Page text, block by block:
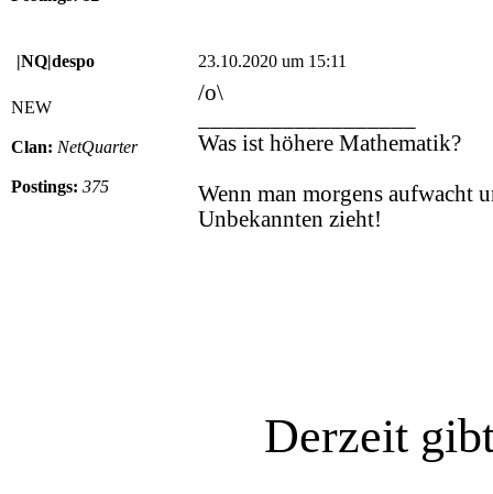
|NQ|despo 23.10.2020 um 15:11
NEW
Clan: NetQuarter
Postings: 375
/o\
Was ist höhere Mathematik?
Wenn man morgens aufwacht
Unbekannten zieht!
Derzeit